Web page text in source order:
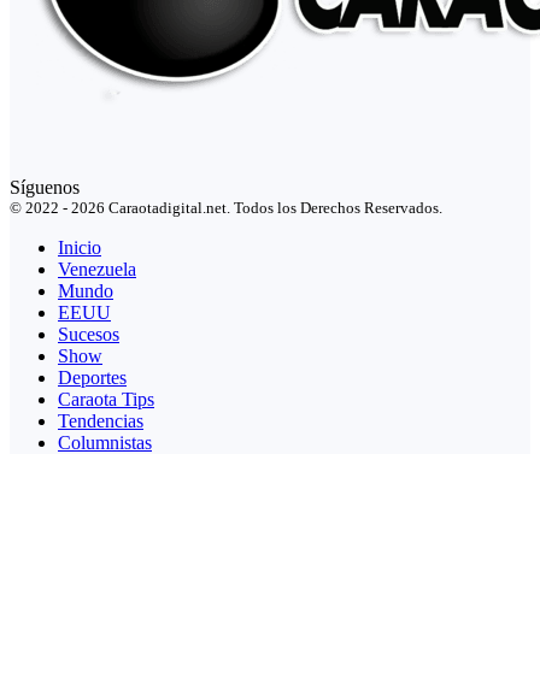
Síguenos
© 2022 - 2026 Caraotadigital.net. Todos los Derechos Reservados.
Inicio
Venezuela
Mundo
EEUU
Sucesos
Show
Deportes
Caraota Tips
Tendencias
Columnistas